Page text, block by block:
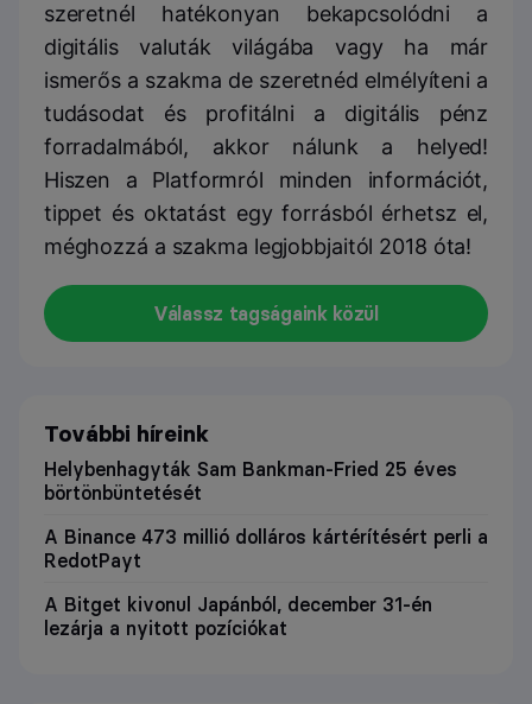
szeretnél hatékonyan bekapcsolódni a
digitális valuták világába vagy ha már
ismerős a szakma de szeretnéd elmélyíteni a
tudásodat és profitálni a digitális pénz
forradalmából, akkor nálunk a helyed!
Hiszen a Platformról minden információt,
tippet és oktatást egy forrásból érhetsz el,
méghozzá a szakma legjobbjaitól 2018 óta!
Válassz tagságaink közül
További híreink
Helybenhagyták Sam Bankman-Fried 25 éves
börtönbüntetését
A Binance 473 millió dolláros kártérítésért perli a
RedotPayt
A Bitget kivonul Japánból, december 31-én
lezárja a nyitott pozíciókat